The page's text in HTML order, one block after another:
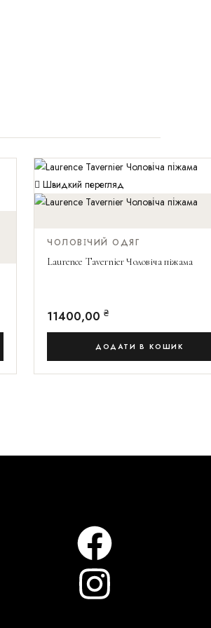
Швидкий перегляд
Швидкий перегляд
ЧОЛОВІЧИЙ ОДЯГ
Laurence Tavernier Чоловіча піжама
11400,00 ₴
ДОДАТИ В КОШИК